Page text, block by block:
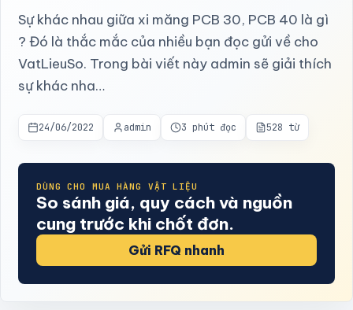
Sự khác nhau giữa xi măng PCB 30, PCB 40 là gì
? Đó là thắc mắc của nhiều bạn đọc gửi về cho
VatLieuSo. Trong bài viết này admin sẽ giải thích
sự khác nha…
24/06/2022 admin 3 phút đọc 528 từ
DÙNG CHO MUA HÀNG VẬT LIỆU
So sánh giá, quy cách và nguồn
cung trước khi chốt đơn.
Gửi RFQ nhanh